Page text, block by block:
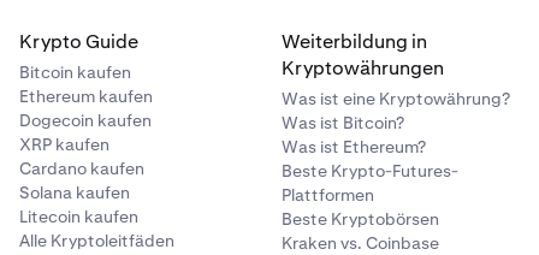
Krypto Guide
Bitcoin kaufen
Ethereum kaufen
Dogecoin kaufen
XRP kaufen
Cardano kaufen
Solana kaufen
Litecoin kaufen
Alle Kryptoleitfäden
Weiterbildung in
Kryptowährungen
Was ist eine Kryptowährung?
Was ist Bitcoin?
Was ist Ethereum?
Beste Krypto-Futures-
Plattformen
Beste Kryptobörsen
Kraken vs. Coinbase